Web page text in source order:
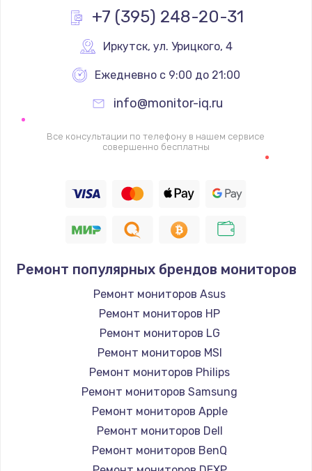
+7 (395) 248-20-31
Иркутск, ул. Урицкого, 4
Ежедневно с 9:00 до 21:00
info@monitor-iq.ru
Все консультации по телефону в нашем сервисе
совершенно бесплатны
Ремонт популярных брендов мониторов
Ремонт мониторов Asus
Ремонт мониторов HP
Ремонт мониторов LG
Ремонт мониторов MSI
Ремонт мониторов Philips
Ремонт мониторов Samsung
Ремонт мониторов Apple
Ремонт мониторов Dell
Ремонт мониторов BenQ